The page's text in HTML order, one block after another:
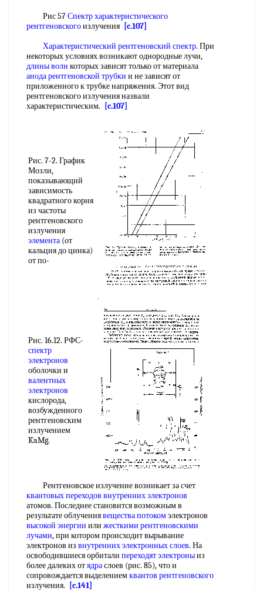
Рис 57Спектр характеристического
рентгеновскогоизлучения [c.107]
Характеристический рентгеновский спектр. При
некоторых условиях возникают однородные лучи,
длины волн которых зависят только от материала
анода рентгеновской трубки и не зависят от
приложенного к трубке напряжения. Этот вид
рентгеновского излучения назвали
характеристическим.
[c.107]
Рис. 7-2. График
Мозли,
показывающий
зависимость
квадратного корня
из частоты
рентгеновского
излучения
элемента (от
кальция до цинка)
от по-
Рис. 16.12. РФС-
спектр
электронов
оболочки и
валентных
электронов
кислорода,
возбужденного
рентгеновским
излучением
KaMg.
Рентгеновское излучение возникает за счет
квантовых переходов внутренних электронов
атомов. Последнее становится возможным в
результате облучениявещества потокомэлектронов
высокой энергии или жесткими рентгеновскими
лучами, при котором происходит вырывание
электронов из внутренних электронных слоев. На
освободившиеся орбитали переходят электроныиз
более далеких отядраслоев (рис. 85), что и
сопровождается выделениемквантов рентгеновского
излучения.
[c.141]